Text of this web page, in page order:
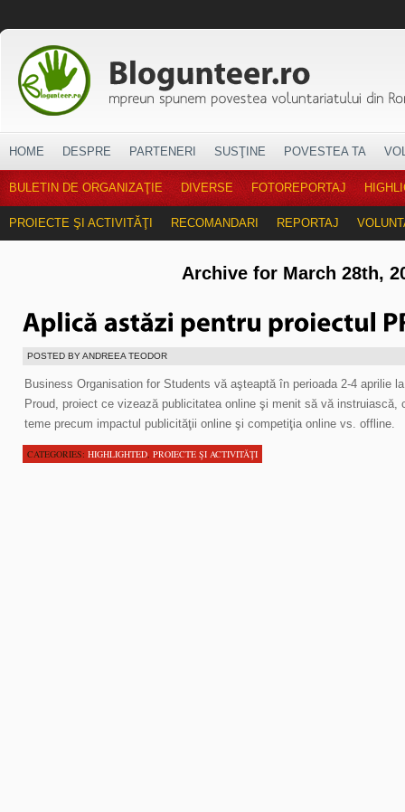
HOME DESPRE PARTENERI SUSŢINE POVESTEA TA
BULETIN DE ORGANIZAŢIE DIVERSE FOTOREPORTAJ
PROIECTE ŞI ACTIVITĂŢI RECOMANDARI REPORTAJ
Archive for March 28th,
POSTED BY ANDREEA TEODOR
Business Organisation for Students vă aşteaptă în perioada 2-4 aprilie
Proud, proiect ce vizează publicitatea online şi menit să vă instruiască,
teme precum impactul publicităţii online şi competiţia online vs. offline.
CATEGORIES: HIGHLIGHTED, PROIECTE ŞI ACTIVITĂŢI